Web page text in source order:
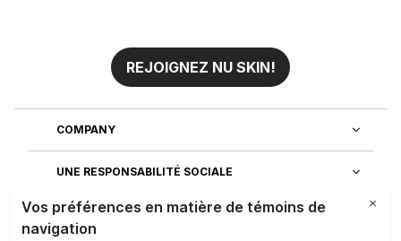
REJOIGNEZ NU SKIN!
COMPANY
UNE RESPONSABILITÉ SOCIALE
REJOIGNEZ NOTRE EQUIPE